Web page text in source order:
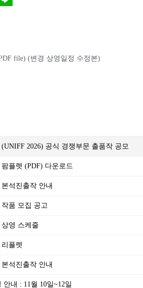
file) (변경 상영일정 수정본)
2026) 공식 경쟁부문 출품작 공모
플렛 (PDF) 다운로드
석진출작 안내
품 모집 공고
영 스케줄
플렛
석진출작 안내
내 : 11월 10일~12일